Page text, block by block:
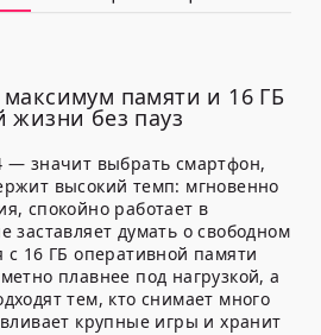
памяти и 16 ГБ
жизни без пауз
— значит выбрать смартфон,
высокий темп: мгновенно
спокойно работает в
заставляет думать о свободном
с 16 ГБ оперативной памяти
плавнее под нагрузкой, а
тем, кто снимает много
крупные игры и хранит